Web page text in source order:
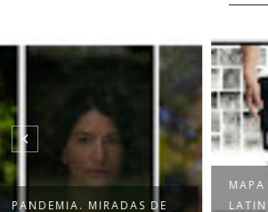
PANDEMIA. MIRADAS DE